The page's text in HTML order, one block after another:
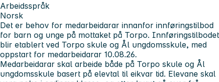
Arbeidsspråk
Norsk
Det er behov for medarbeidarar innanfor innføringstilbod
for barn og unge på mottaket på Torpo. Innføringstilbodet
blir etablert ved Torpo skule og Ål ungdomsskule, med
oppstart for medarbeidarar 10.08.26.
Medarbeidarar skal arbeide både på Torpo skule og Ål
ungdomsskule basert på elevtal til eikvar tid. Elevane skal